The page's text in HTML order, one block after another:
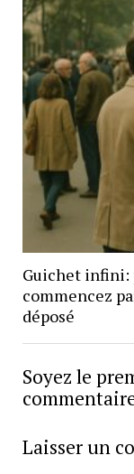
Guichet infini:
commencez
déposé
Soyez le
Laisser un